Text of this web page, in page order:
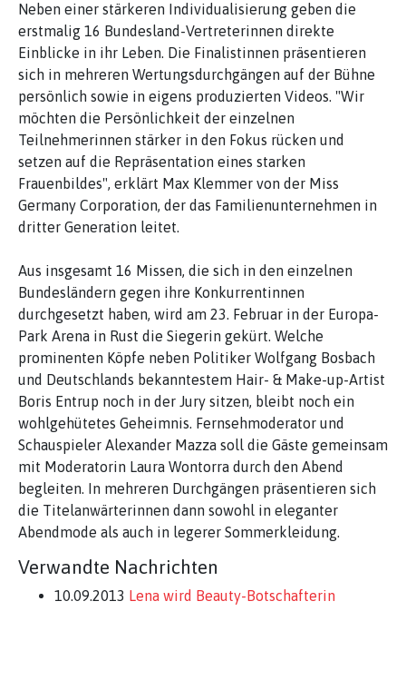
Neben einer stärkeren Individualisierung geben die
erstmalig 16 Bundesland-Vertreterinnen direkte
Einblicke in ihr Leben. Die Finalistinnen präsentieren
sich in mehreren Wertungsdurchgängen auf der Bühne
persönlich sowie in eigens produzierten Videos. "Wir
möchten die Persönlichkeit der einzelnen
Teilnehmerinnen stärker in den Fokus rücken und
setzen auf die Repräsentation eines starken
Frauenbildes", erklärt Max Klemmer von der Miss
Germany Corporation, der das Familienunternehmen in
dritter Generation leitet.
Aus insgesamt 16 Missen, die sich in den einzelnen
Bundesländern gegen ihre Konkurrentinnen
durchgesetzt haben, wird am 23. Februar in der Europa-
Park Arena in Rust die Siegerin gekürt. Welche
prominenten Köpfe neben Politiker Wolfgang Bosbach
und Deutschlands bekanntestem Hair- & Make-up-Artist
Boris Entrup noch in der Jury sitzen, bleibt noch ein
wohlgehütetes Geheimnis. Fernsehmoderator und
Schauspieler Alexander Mazza soll die Gäste gemeinsam
mit Moderatorin Laura Wontorra durch den Abend
begleiten. In mehreren Durchgängen präsentieren sich
die Titelanwärterinnen dann sowohl in eleganter
Abendmode als auch in legerer Sommerkleidung.
Verwandte Nachrichten
10.09.2013 Lena wird Beauty-Botschafterin